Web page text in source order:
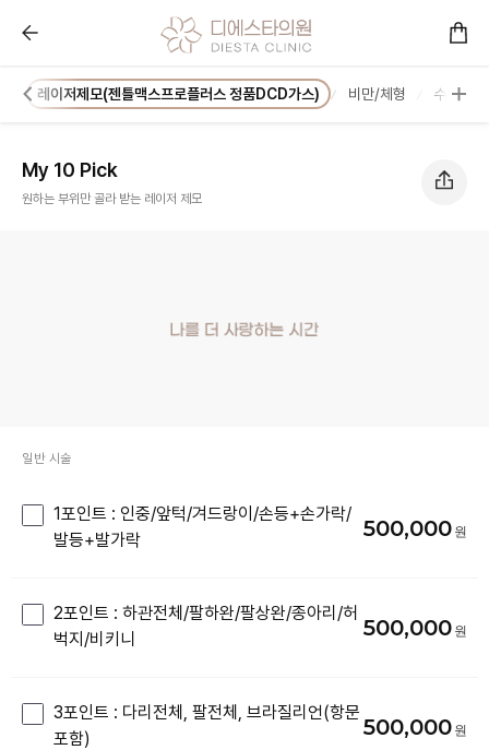
My 10 Pick :: 콜라겐을 아는 피부과 디에스타의원ㅣ광교
레이저제모(젠틀맥스프로플러스 정품DCD가스) 비만/체형 수액/항
My 10 Pick
원하는 부위만 골라 받는 레이저 제모
일반 시술
1포인트 : 인중/앞턱/겨드랑이/손등+손가락/
발등+발가락
500,000
2포인트 : 하관전체/팔하완/팔상완/종아리/허
벅지/비키니
500,000
3포인트 : 다리전체, 팔전체, 브라질리언(항문
포함)
500,000